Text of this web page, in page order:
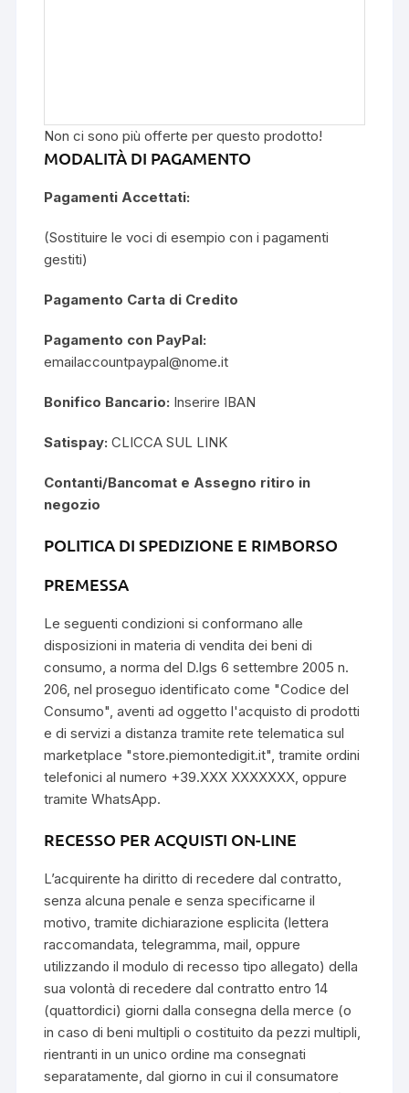
Non ci sono più offerte per questo prodotto!
MODALITÀ DI PAGAMENTO
Pagamenti Accettati:
(Sostituire le voci di esempio con i pagamenti
gestiti)
Pagamento Carta di Credito
Pagamento con PayPal:
emailaccountpaypal@nome.it
Bonifico Bancario: Inserire IBAN
Satispay: CLICCA SUL LINK
Contanti/Bancomat e Assegno ritiro in
negozio
POLITICA DI SPEDIZIONE E RIMBORSO
PREMESSA
Le seguenti condizioni si conformano alle
disposizioni in materia di vendita dei beni di
consumo, a norma del D.lgs 6 settembre 2005 n.
206, nel proseguo identificato come "Codice del
Consumo", aventi ad oggetto l'acquisto di prodotti
e di servizi a distanza tramite rete telematica sul
marketplace "store.piemontedigit.it", tramite ordini
telefonici al numero +39.XXX XXXXXXX, oppure
tramite WhatsApp.
RECESSO PER ACQUISTI ON-LINE
L’acquirente ha diritto di recedere dal contratto,
senza alcuna penale e senza specificarne il
motivo, tramite dichiarazione esplicita (lettera
raccomandata, telegramma, mail, oppure
utilizzando il modulo di recesso tipo allegato) della
sua volontà di recedere dal contratto entro 14
(quattordici) giorni dalla consegna della merce (o
in caso di beni multipli o costituito da pezzi multipli,
rientranti in un unico ordine ma consegnati
separatamente, dal giorno in cui il consumatore